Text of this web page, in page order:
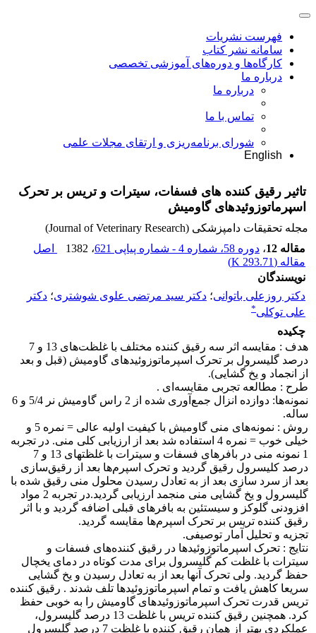
فهرست نشریات
سامانه نشر کتاب
کارگاه‌ها و دوره‌های آموزشی تخصصی
درباره ما
درباره ما
تماس با ما
شورای برنامه‌ریزی و ارتقای مجلات علمی
English
تاثیر رقیق کننده های فسفات، سیترات و تریس بر تحرک
اسپرماتوزوئیدهای گاومیش
مجله تحقیقات دامپزشکی (Journal of Veterinary Research)
مقاله 12
، دوره 58، شماره 4 - شماره پیاپی 621 ، 1382
اصل
مقاله (293.71 K
)
نویسندگان
دکتر روزعلی باتوانی؛ دکتر سید مرتضی علوی شوشتری؛ دکتر
علی توکلی*
چکیده
هدف : مقایسه اثر سه رقیق کننده مختلف با غلظت‌های 13 و 7
درصد گلیسرول بر تحرک اسپرماتوزوئیدهای گاومیش (قبل و بعد
از انجماد و یخ گشایی).
طرح : مطالعه تجربی مقایسه‌ای .
نمونه‌ها: دوازده انزال جمع‌آوری شده از 2 راس گاومیش نر 5/4 و 6
ساله.
روش : نمونه‌های منی گاومیش با کیفیت اولیه عالی = نمره 5 و
خیلی خوب = نمره 4 استفاده شد بعد از ارزیابی کلی منی. در تجربه
1 نمونه منی در بافرهای فسفات و سیترات با غلظتهای 13 و 7
درصد کلیسرول رقیق گردید و تحرک اسپرم‌ها بعد از رقیق‌سازی
بعد از سرد سازی بعد از به تعادل رسیدن محلول منی رقیق شده با
گلیسرول و یخ گشایی منی منجمد ارزیابی گردید.در تجربه 2 مواد
افزودنی گلوکز و سیستئین به بافرهای قبلی اضافه گردید و با اثر
رقیق کننده تریس بر تحرک اسپرم‌ها مقایسه گردید.
تجزیه و تحلیل آمار توصیفی.
نتایج : تحرک اسپرماتوزوئیدها در رقیق کننده‌های فسفات و
سیترات با غلظت کم گلیسرول برای مدت کوتاه در دمای یخچال
حفظ گردید. ولی تحرک آنها بعد از به تعادل رسیدن و یخ گشایی
سریعا کاهش یافت و تمام اسپرماتوزوئیدها تلف شدند . رقیق کننده
تریس قدرت تحرک اسپرماتوزوئیدهای گاومیش را به خوبی حفظ
کرد. همچنین رقیق کننده تریس با غلظت 13 درصد گلیسرول،
عملکردی بهتر از همان رقیق کننده با غلظت 7 درصد گلیسرول